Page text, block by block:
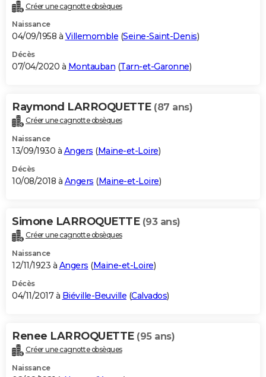
Créer une cagnotte obsèques
Naissance
04/09/1958 à Villemomble (Seine-Saint-Denis)
Décès
07/04/2020 à Montauban (Tarn-et-Garonne)
Raymond LARROQUETTE (87 ans)
Créer une cagnotte obsèques
Naissance
13/09/1930 à Angers (Maine-et-Loire)
Décès
10/08/2018 à Angers (Maine-et-Loire)
Simone LARROQUETTE (93 ans)
Créer une cagnotte obsèques
Naissance
12/11/1923 à Angers (Maine-et-Loire)
Décès
04/11/2017 à Biéville-Beuville (Calvados)
Renee LARROQUETTE (95 ans)
Créer une cagnotte obsèques
Naissance